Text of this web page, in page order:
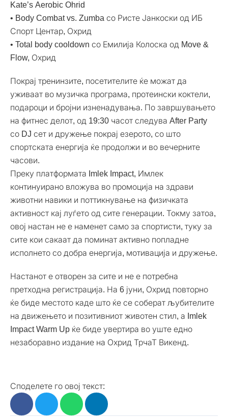
Kate’s Aerobic Ohrid
• Body Combat vs. Zumba со Ристе Јанкоски од ИБ
Спорт Центар, Охрид
• Total body cooldown со Емилија Колоска од Move &
Flow, Охрид
Покрај тренинзите, посетителите ќе можат да
уживаат во музичка програма, протеински коктели,
подароци и бројни изненадувања. По завршувањето
на фитнес делот, од 19:30 часот следува After Party
со DJ сет и дружење покрај езерото, со што
спортската енергија ќе продолжи и во вечерните
часови.
Преку платформата Imlek Impact, Имлек
континуирано вложува во промоција на здрави
животни навики и поттикнување на физичката
активност кај луѓето од сите генерации. Токму затоа,
овој настан не е наменет само за спортисти, туку за
сите кои сакаат да поминат активно попладне
исполнето со добра енергија, мотивација и дружење.
Настанот е отворен за сите и не е потребна
претходна регистрација. На 6 јуни, Охрид повторно
ќе биде местото каде што ќе се соберат љубителите
на движењето и позитивниот животен стил, а Imlek
Impact Warm Up ќе биде увертира во уште едно
незаборавно издание на Охрид ТрчаТ Викенд.
Споделете го овој текст: